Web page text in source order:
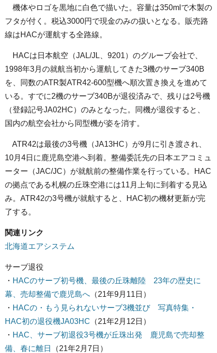
機体やロゴを黒地に白色で描いた。容量は350mlで木製の
フタが付く。税込3000円で現金のみの扱いとなる。販売路
線はHACが運航する全路線。
HACは日本航空（JAL/JL、9201）のグループ会社で、
1998年3月の就航当初から運航してきた3機のサーブ340B
を、同数のATR製ATR42-600型機へ順次置き換えを進めて
いる。すでに2機のサーブ340Bが退役済みで、残りは2号機
（登録記号JA02HC）のみとなった。同機が退役すると、
国内の航空会社から同型機が姿を消す。
ATR42は最後の3号機（JA13HC）が9月に引き渡され、
10月4日に鹿児島空港へ到着。整備委託先の日本エアコミュ
ーター（JAC/JC）が就航前の整備作業を行っている。HAC
の拠点である札幌の丘珠空港には11月上旬に到着する見込
み。ATR42の3号機が就航すると、HAC初の機材更新が完
了する。
関連リンク
北海道エアシステム
サーブ退役
・ HACのサーブ初号機、最後の丘珠離陸 23年の歴史に
幕、売却整備で鹿児島へ （21年9月11日）
・ HACの・ もう見られないサーブ3機並び 写真特集・
HAC初の退役機JA03HC （21年2月12日）
・ HAC、サーブ初退役3号機が丘珠出発 鹿児島で売却整
備、春に離日
（21年2月7日）